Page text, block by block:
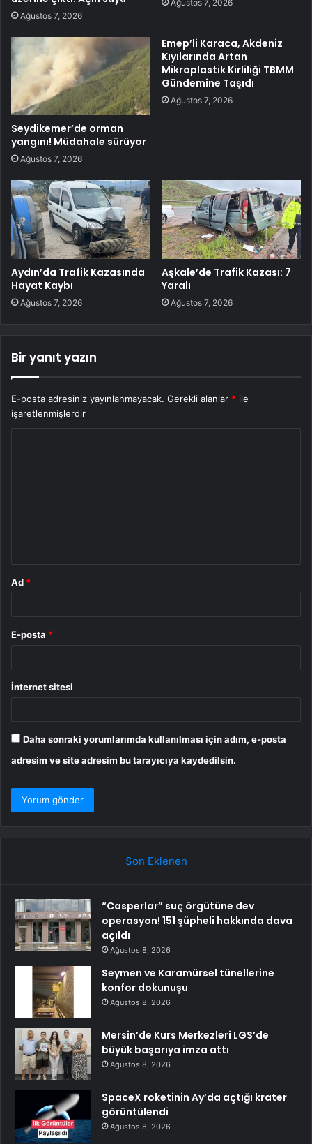
Ağustos 7, 2026
Ağustos 7, 2026
Seydikemer’de orman
yangını! Müdahale sürüyor
Ağustos 7, 2026
Emep’li Karaca, Akdeniz
Kıyılarında Artan
Mikroplastik Kirliliği TBMM
Gündemine Taşıdı
Ağustos 7, 2026
Aydın’da Trafik Kazasında
Hayat Kaybı
Ağustos 7, 2026
Aşkale’de Trafik Kazası: 7
Yaralı
Ağustos 7, 2026
Bir yanıt yazın
E-posta adresiniz yayınlanmayacak. Gerekli alanlar * ile
işaretlenmişlerdir
Ad *
E-posta *
İnternet sitesi
Daha sonraki yorumlarımda kullanılması için adım, e-posta
adresim ve site adresim bu tarayıcıya kaydedilsin.
Son Eklenen
“Casperlar” suç örgütüne dev
operasyon! 151 şüpheli hakkında dava
açıldı
Ağustos 8, 2026
Seymen ve Karamürsel tünellerine
konfor dokunuşu
Ağustos 8, 2026
Mersin’de Kurs Merkezleri LGS’de
büyük başarıya imza attı
Ağustos 8, 2026
SpaceX roketinin Ay’da açtığı krater
görüntülendi
Ağustos 8, 2026